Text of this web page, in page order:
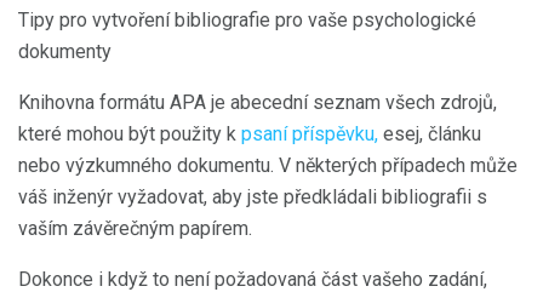
Tipy pro vytvoření bibliografie pro vaše psychologické
dokumenty
Knihovna formátu APA je abecední seznam všech zdrojů,
které mohou být použity k psaní příspěvku, esej, článku
nebo výzkumného dokumentu. V některých případech může
váš inženýr vyžadovat, aby jste předkládali bibliografii s
vaším závěrečným papírem.
Dokonce i když to není požadovaná část vašeho zadání,